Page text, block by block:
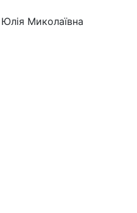
Миколаївна